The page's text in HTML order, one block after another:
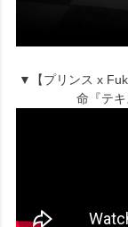
▼【プリンス x
命『テ